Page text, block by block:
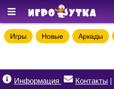
Игры Новые Аркады
Информация Контакты |